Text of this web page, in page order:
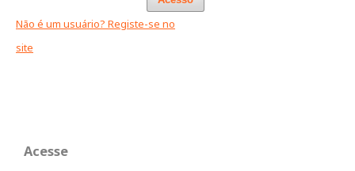
Não é um usuário? Registe-se no
site
Acesse